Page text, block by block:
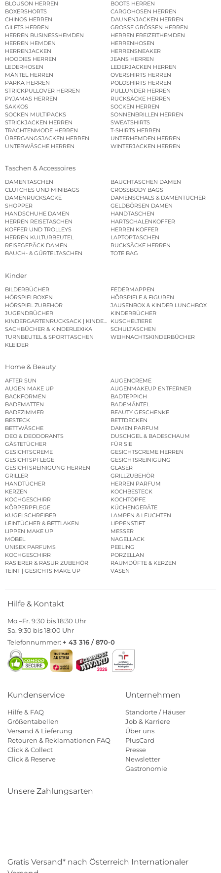
BLOUSON HERREN
BOOTS HERREN
BOXERSHORTS
CARGOHOSEN HERREN
CHINOS HERREN
DAUNENJACKEN HERREN
GILETS HERREN
GROSSE GRÖSSEN HERREN
HERREN BUSINESSHEMDEN
HERREN FREIZEITHEMDEN
HERREN HEMDEN
HERRENHOSEN
HERRENJACKEN
HERRENSNEAKER
HOODIES HERREN
JEANS HERREN
LEDERHOSEN
LEDERJACKEN HERREN
MÄNTEL HERREN
OVERSHIRTS HERREN
PARKA HERREN
POLOSHIRTS HERREN
STRICKPULLOVER HERREN
PULLUNDER HERREN
PYJAMAS HERREN
RUCKSÄCKE HERREN
SAKKOS
SOCKEN HERREN
SOCKEN MULTIPACKS
SONNENBRILLEN HERREN
STRICKJACKEN HERREN
SWEATSHIRTS
TRACHTENMODE HERREN
T-SHIRTS HERREN
ÜBERGANGSJACKEN HERREN
UNTERHEMDEN HERREN
UNTERWÄSCHE HERREN
WINTERJACKEN HERREN
Taschen & Accessoires
DAMENTASCHEN
BAUCHTASCHEN DAMEN
CLUTCHES UND MINIBAGS
CROSSBODY BAGS
DAMENRUCKSÄCKE
DAMENSCHALS & DAMENTÜCHER
SHOPPER
GELDBÖRSEN DAMEN
HANDSCHUHE DAMEN
HANDTASCHEN
HERREN REISETASCHEN
HARTSCHALENKOFFER
KOFFER UND TROLLEYS
HERREN KOFFER
HERREN KULTURBEUTEL
LAPTOPTASCHEN
REISEGEPÄCK DAMEN
RUCKSÄCKE HERREN
BAUCH- & GÜRTELTASCHEN
TOTE BAG
Kinder
BILDERBÜCHER
FEDERMAPPEN
HÖRSPIELBOXEN
HÖRSPIELE & FIGUREN
HÖRSPIEL ZUBEHÖR
JAUSENBOX & KINDER LUNCHBOX
JUGENDBÜCHER
KINDERBÜCHER
KINDERGARTENRUCKSACK | KINDERGARTENBEUTEL
KUSCHELTIERE
SACHBÜCHER & KINDERLEXIKA
SCHULTASCHEN
TURNBEUTEL & SPORTTASCHEN
WEIHNACHTSKINDERBÜCHER
KLEIDER
Home & Beauty
AFTER SUN
AUGENCREME
AUGEN MAKE UP
AUGENMAKEUP ENTFERNER
BACKFORMEN
BADTEPPICH
BADEMATTEN
BADEMÄNTEL
BADEZIMMER
BEAUTY GESCHENKE
BESTECK
BETTDECKEN
BETTWÄSCHE
DAMEN PARFUM
DEO & DEODORANTS
DUSCHGEL & BADESCHAUM
GÄSTETÜCHER
FÜR SIE
GESICHTSCREME
GESICHTSCREME HERREN
GESICHTSPFLEGE
GESICHTSREINIGUNG
GESICHTSREINIGUNG HERREN
GLÄSER
GRILLER
GRILLZUBEHÖR
HANDTÜCHER
HERREN PARFUM
KERZEN
KOCHBESTECK
KOCHGESCHIRR
KOCHTÖPFE
KÖRPERPFLEGE
KÜCHENGERÄTE
KUGELSCHREIBER
LAMPEN & LEUCHTEN
LEINTÜCHER & BETTLAKEN
LIPPENSTIFT
LIPPEN MAKE UP
MESSER
MÖBEL
NAGELLACK
UNISEX PARFUMS
PEELING
KOCHGESCHIRR
PORZELLAN
RASIERER & RASUR ZUBEHÖR
RAUMDÜFTE & KERZEN
TEINT | GESICHTS MAKE UP
VASEN
Hilfe & Kontakt
Mo.–Fr. 9:30 bis 18:30 Uhr
Sa. 9:30 bis 18:00 Uhr
Telefonnummer: + 43 316 / 870-0
Kundenservice
Hilfe & FAQ
Größentabellen
Versand & Lieferung
Retouren & Reklamationen FAQ
Click & Collect
Click & Reserve
Unternehmen
Standorte / Häuser
Job & Karriere
Über uns
PlusCard
Presse
Newsletter
Gastronomie
Unsere Zahlungsarten
Gratis Versand* nach Österreich Internationaler